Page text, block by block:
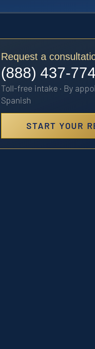
Request a
(888) 437-
Toll-free intake · By
Spanish
START YOUR